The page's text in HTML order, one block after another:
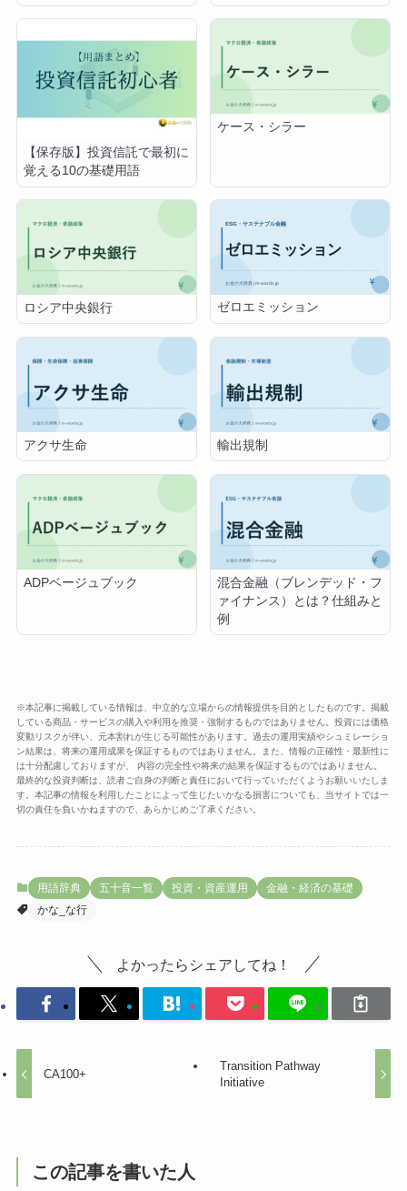
【保存版】投資信託で最初に
覚える10の基礎用語
ケース・シラー
ロシア中央銀行 ゼロエミッション
アクサ生命 輸出規制
ADPベージュブック
混合金融（ブレンデッド・フ
ァイナンス）とは？仕組みと
例
※本記事に掲載している情報は、中立的な立場からの情報提供を目的としたものです。掲載
している商品・サービスの購入や利用を推奨・強制するものではありません。投資には価格
変動リスクが伴い、元本割れが生じる可能性があります。過去の運用実績やシュミレーショ
ン結果は、将来の運用成果を保証するものではありません。また、情報の正確性・最新性に
は十分配慮しておりますが、 内容の完全性や将来の結果を保証するものではありません。
最終的な投資判断は、読者ご自身の判断と責任において行っていただくようお願いいたしま
す。本記事の情報を利用したことによって生じたいかなる損害についても、当サイトでは一
切の責任を負いかねますので、あらかじめご了承ください。
用語辞典 五十音一覧 投資・資産運用
金融・経済の基礎
かな_な行
よかったらシェアしてね！
CA100+
Transition Pathway
Initiative
この記事を書いた人